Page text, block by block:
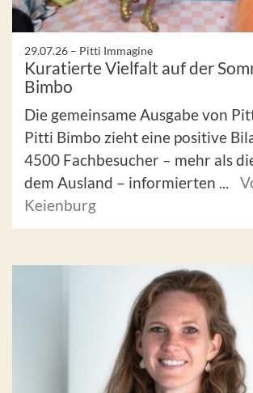
29.07.26 – Pitti Immagine
Kuratierte Vielfalt auf der
Bimbo
Die gemeinsame Ausgabe von
Pitti Bimbo zieht eine positive
4500 Fachbesucher – mehr als
dem Ausland – informierten ...
Keienburg